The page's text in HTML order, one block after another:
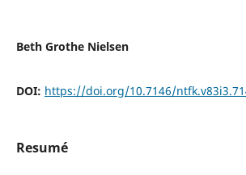
Beth Grothe Nielsen
DOI: https://doi.org/10.7146/
Resumé